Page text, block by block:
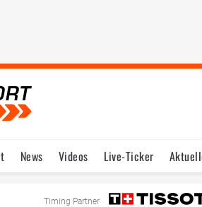
News Videos Live-Ticker
Testfahrten
Timing Partner